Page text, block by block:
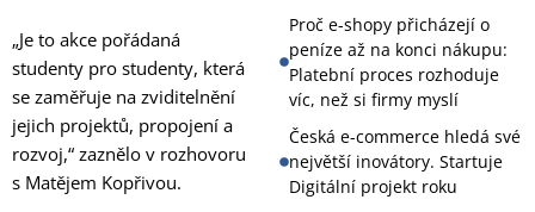
„Je to akce pořádaná
studenty pro studenty, která
se zaměřuje na zviditelnění
jejich projektů, propojení a
rozvoj,“ zaznělo v rozhovoru
s Matějem Kopřivou.
Proč e-shopy přicházejí o
peníze až na konci nákupu:
Platební proces rozhoduje
víc, než si firmy myslí
Česká e-commerce hledá své
největší inovátory. Startuje
Digitální projekt roku